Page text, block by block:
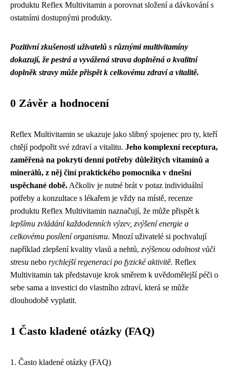
produktu Reflex Multivitamin a porovnat složení a dávkování s
ostatními dostupnými produkty.
Pozitivní zkušenosti uživatelů s různými multivitamíny
dokazují, že pestrá a vyvážená strava doplněná o kvalitní
doplněk stravy může přispět k celkovému zdraví a vitalitě.
0 Závěr a hodnocení
Reflex Multivitamin se ukazuje jako slibný spojenec pro ty, kteří
chtějí podpořit své zdraví a vitalitu. Jeho komplexní receptura,
zaměřená na pokrytí denní potřeby důležitých vitamínů a
minerálů, z něj činí praktického pomocníka v dnešní
uspěchané době. Ačkoliv je nutné brát v potaz individuální
potřeby a konzultace s lékařem je vždy na místě, recenze
produktu Reflex Multivitamin naznačují, že může přispět k
lepšímu zvládání každodenních výzev, zvýšení energie a
celkovému posílení organismu. Mnozí uživatelé si pochvalují
například zlepšení kvality vlasů a nehtů, zvýšenou odolnost vůči
stresu nebo rychlejší regeneraci po fyzické aktivitě. Reflex
Multivitamin tak představuje krok směrem k uvědomělejší péči o
sebe sama a investici do vlastního zdraví, která se může
dlouhodobě vyplatit.
1 Často kladené otázky (FAQ)
1. Často kladené otázky (FAQ)